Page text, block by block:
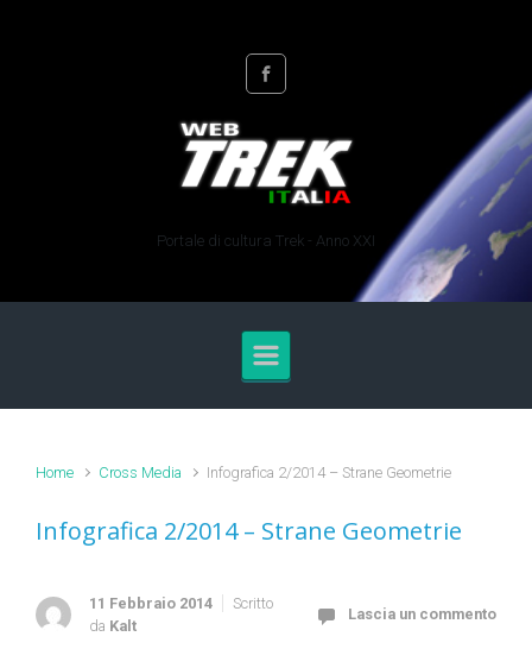
Portale di cultura Trek - Anno XXI
Home Cross Media Infografica 2/2014 – Strane Geometrie
Infografica 2/2014 – Strane Geometrie
11 Febbraio 2014
Scritto
da Kalt
Lascia un commento